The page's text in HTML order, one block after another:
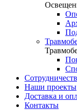
Наши проекты
Доставка и
Контакты